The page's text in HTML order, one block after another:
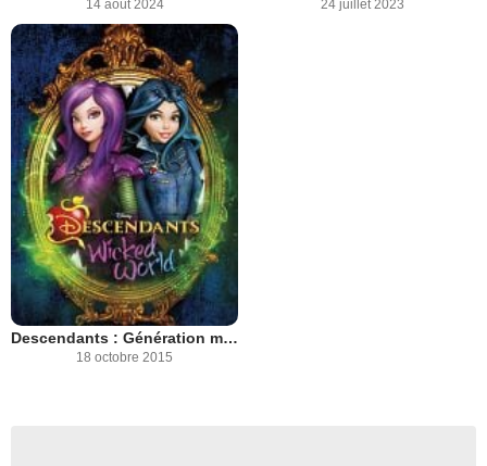
14 août 2024 24 juillet 2023
Descendants : Génération méchants
18 octobre 2015